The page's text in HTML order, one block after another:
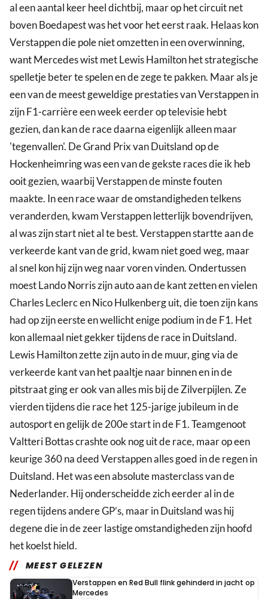
al een aantal keer heel dichtbij, maar op het circuit net
boven Boedapest was het voor het eerst raak. Helaas kon
Verstappen die pole niet omzetten in een overwinning,
want Mercedes wist met Lewis Hamilton het strategische
spelletje beter te spelen en de zege te pakken. Maar als je
een van de meest geweldige prestaties van Verstappen in
zijn F1-carrière een week eerder op televisie hebt
gezien, dan kan de race daarna eigenlijk alleen maar
'tegenvallen'. De Grand Prix van Duitsland op de
Hockenheimring was een van de gekste races die ik heb
ooit gezien, waarbij Verstappen de minste fouten
maakte. In een race waar de omstandigheden telkens
veranderden, kwam Verstappen letterlijk bovendrijven,
al was zijn start niet al te best. Verstappen startte aan de
verkeerde kant van de grid, kwam niet goed weg, maar
al snel kon hij zijn weg naar voren vinden. Ondertussen
moest Lando Norris zijn auto aan de kant zetten en vielen
Charles Leclerc en Nico Hulkenberg uit, die toen zijn kans
had op zijn eerste en wellicht enige podium in de F1. Het
kon allemaal niet gekker tijdens de race in Duitsland.
Lewis Hamilton zette zijn auto in de muur, ging via de
verkeerde kant van het paaltje naar binnen en in de
pitstraat ging er ook van alles mis bij de Zilverpijlen. Ze
vierden tijdens die race het 125-jarige jubileum in de
autosport en gelijk de 200e start in de F1. Teamgenoot
Valtteri Bottas crashte ook nog uit de race, maar op een
keurige 360 na deed Verstappen alles goed in de regen in
Duitsland. Het was een absolute masterclass van de
Nederlander. Hij onderscheidde zich eerder al in de
regen tijdens andere GP’s, maar in Duitsland was hij
degene die in de zeer lastige omstandigheden zijn hoofd
het koelst hield.
MEEST GELEZEN
Verstappen en Red Bull flink gehinderd in jacht op
Mercedes